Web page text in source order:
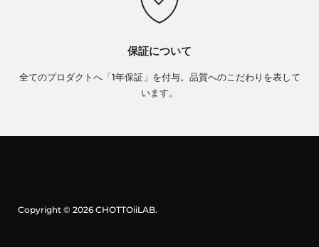
保証について
全てのプロダクトへ「1年保証」を付与。品質へのこだわりを表して
います。
Copyright © 2026 CHOTTOiiLAB.